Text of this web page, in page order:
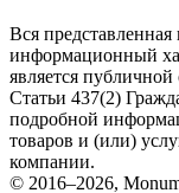
Вся
информационный
является
Статьи 437(2)
подробной
товаров и (или)
компании.
© 2016–2026,